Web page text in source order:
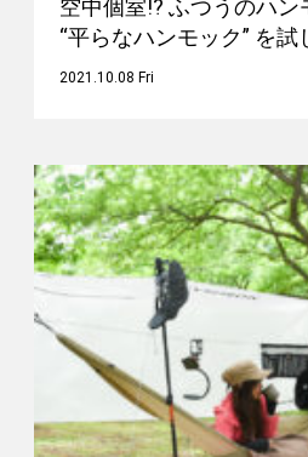
空中個室!? ふつうのハン
“平らなハンモック” を試
2021.10.08 Fri